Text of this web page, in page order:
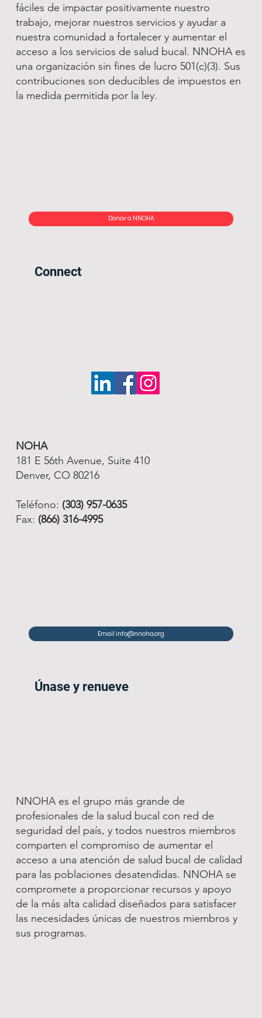
fáciles de impactar positivamente nuestro
trabajo, mejorar nuestros servicios y ayudar a
nuestra comunidad a fortalecer y aumentar el
acceso a los servicios de salud bucal. NNOHA es
una organización sin fines de lucro 501(c)(3). Sus
contribuciones son deducibles de impuestos en
la medida permitida por la ley.
Donar a NNOHA
Connect
NOHA
181 E 56th Avenue, Suite 410
Denver, CO 80216
Teléfono: (303) 957-0635
Fax: (866) 316-4995
Email info@nnoha.org
Únase y renueve
NNOHA es el grupo más grande de
profesionales de la salud bucal con red de
seguridad del país, y todos nuestros miembros
comparten el compromiso de aumentar el
acceso a una atención de salud bucal de calidad
para las poblaciones desatendidas. NNOHA se
compromete a proporcionar recursos y apoyo
de la más alta calidad diseñados para satisfacer
las necesidades únicas de nuestros miembros y
sus programas.